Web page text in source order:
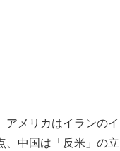
メリカはイランのイ
、中国は「反米」の立